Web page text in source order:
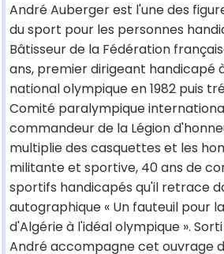
André Auberger est l'une des
du sport pour les personnes
Bâtisseur de la Fédération
ans, premier dirigeant handicapé
national olympique en 1982 puis
Comité paralympique
commandeur de la Légion
multiplie des casquettes et les
militante et sportive, 40 ans de
sportifs handicapés qu'il retrace
autographique « Un fauteuil pour
d'Algérie à l'idéal olympique ».
André accompagne cet ouvrage